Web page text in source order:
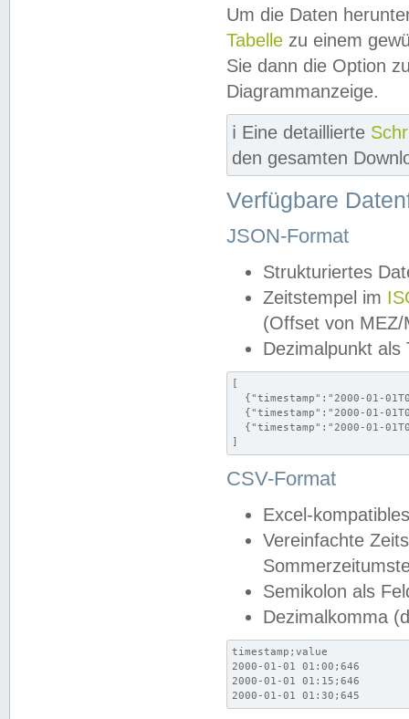
Um die Daten
Tabelle zu einem
Sie dann die Option
Diagrammanzeige.
ℹ️ Eine detaillierte
den gesamten
Verfügbare
JSON-Format
Strukturiertes
Zeitstempel im
(Offset von MEZ/
Dezimalpunkt als
[
{"timestamp":"2000-01-
{"timestamp":"2000-01-
{"timestamp":"2000-01-
]
CSV-Format
Excel-
Vereinfachte
Semikolon als
Dezimalkomma
timestamp;value
2000-01-01 01:00;646
2000-01-01 01:15;646
2000-01-01 01:30;645